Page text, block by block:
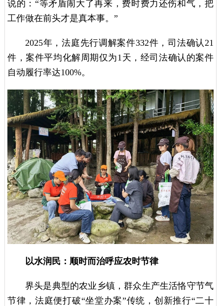
说的：“等矛盾闹大了再来，费时费力还伤和气，把
工作做在前头才是真本事。”
2025年，法庭先行调解案件332件，司法确认21
件，案件平均化解周期仅为1天，经司法确认的案件
自动履行率达100%。
以水润民：顺时而治呼应农时节律
界头是典型的农业乡镇，群众生产生活恪守节气
节律，法庭便打破“坐堂办案”传统，创新推行“二十